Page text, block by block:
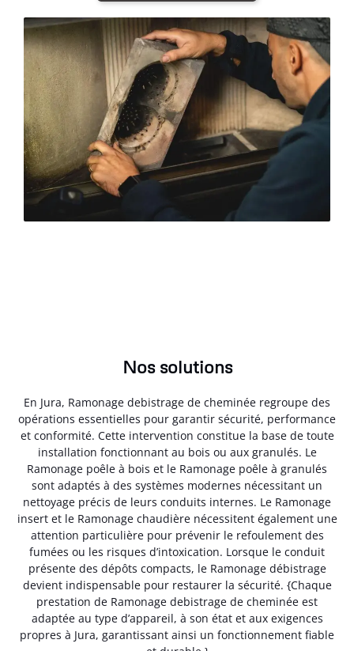
Nos solutions
En Jura, Ramonage debistrage de cheminée regroupe des
opérations essentielles pour garantir sécurité, performance
et conformité. Cette intervention constitue la base de toute
installation fonctionnant au bois ou aux granulés. Le
Ramonage poêle à bois et le Ramonage poêle à granulés
sont adaptés à des systèmes modernes nécessitant un
nettoyage précis de leurs conduits internes. Le Ramonage
insert et le Ramonage chaudière nécessitent également une
attention particulière pour prévenir le refoulement des
fumées ou les risques d’intoxication. Lorsque le conduit
présente des dépôts compacts, le Ramonage débistrage
devient indispensable pour restaurer la sécurité. {Chaque
prestation de Ramonage debistrage de cheminée est
adaptée au type d’appareil, à son état et aux exigences
propres à Jura, garantissant ainsi un fonctionnement fiable